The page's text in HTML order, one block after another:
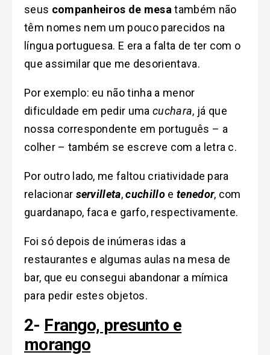
seus companheiros de mesa também não
têm nomes nem um pouco parecidos na
língua portuguesa. E era a falta de ter com o
que assimilar que me desorientava.
Por exemplo: eu não tinha a menor
dificuldade em pedir umacuchara, já que
nossa correspondente em português – a
colher – também se escreve com a letra c.
Por outro lado, me faltou criatividade para
relacionar servilleta,cuchillo e tenedor, com
guardanapo, faca e garfo, respectivamente.
Foi só depois de inúmeras idas a
restaurantes e algumas aulas na mesa de
bar, que eu consegui abandonar a mímica
para pedir estes objetos.
2- Frango, presunto e
morango